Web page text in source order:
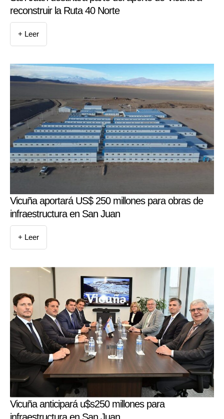
reconstruir la Ruta 40 Norte
+ Leer
Vicuña aportará US$ 250 millones para obras de
infraestructura en San Juan
+ Leer
Vicuña anticipará u$s250 millones para